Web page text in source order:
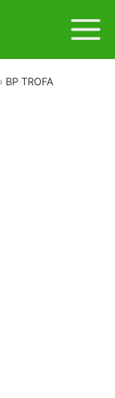
BP TROFA